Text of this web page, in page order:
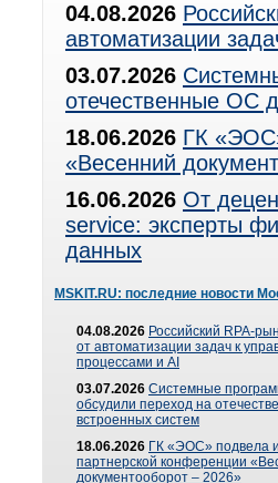
04.08.2026
автоматизации
03.07.2026
отечественные ОС
18.06.2026 ГК
«Весенний
16.06.2026 От
service: эксперты
данных
MSKIT.RU: последние новости
04.08.2026 Российский RPA-
от автоматизации задач к
процессами и AI
03.07.2026 Системные
обсудили переход на
встроенных систем
18.06.2026 ГК «ЭОС» подвела
партнерской конференции
документооборот – 2026»